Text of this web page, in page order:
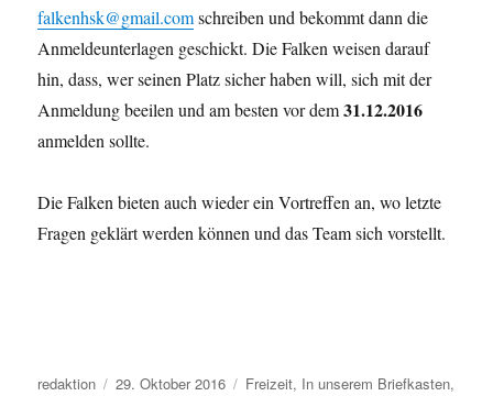
falkenhsk@gmail.comschreiben und bekommt dann die
Anmeldeunterlagen geschickt. Die Falken weisen darauf
hin, dass, wer seinen Platz sicher haben will, sich mit der
Anmeldung beeilen und am besten vor dem31.12.2016
anmelden sollte.
Die Falken bieten auch wieder ein Vortreffen an, wo letzte
Fragen geklärt werden können und das Team sich vorstellt.
Autor
redaktion
Veröffentlicht
29. Oktober 2016 Kategorien
Freizeit, In unserem Briefkasten,